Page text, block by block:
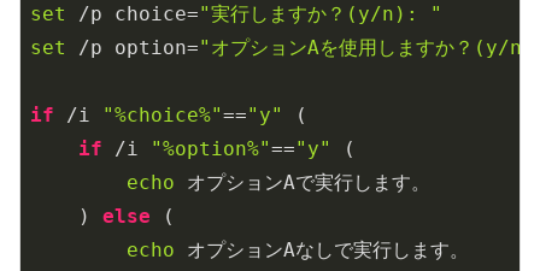
set /p choice="実行しますか？(y/n): "
set
/p option="オプションAを使用しますか？(y/
if /i "%choice%"=="y"
(
if /i "%option%"=="y"
(
echo オプションAで実行します。
    )
else (
echo オプションAなしで実行します。